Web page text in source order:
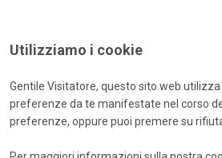
Utilizziamo i cookie
Gentile Visitatore, questo sito web
preferenze da te manifestate nel corso
preferenze, oppure puoi premere su